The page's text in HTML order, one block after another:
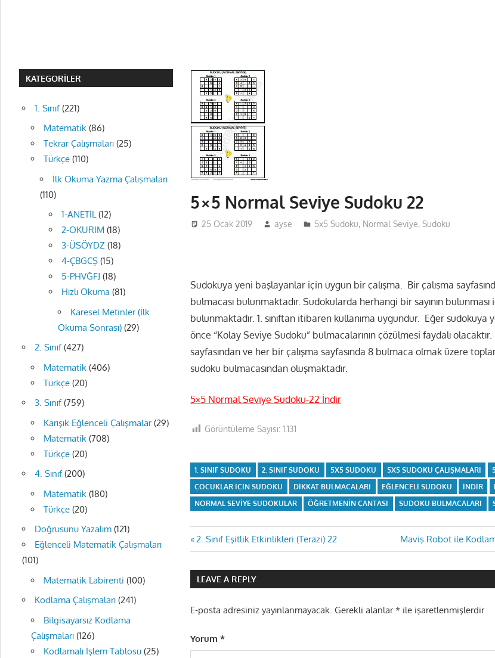
5×5 Normal Seviye Sudoku 22
25 Ocak 2019 ayse 5x5 Sudoku, Normal Seviye, Sudoku
Sudokuya yeni başlayanlar için uygun bir çalışma. Bir çalışma
bulmacası bulunmaktadır. Sudokularda herhangi bir sayının
bulunmaktadır. 1. sınıftan itibaren kullanıma uygundur. Eğer sudokuya
önce “Kolay Seviye Sudoku” bulmacalarının çözülmesi faydalı
sayfasından ve her bir çalışma sayfasında 8 bulmaca olmak üzere
sudoku bulmacasından oluşmaktadır.
5×5 Normal Seviye Sudoku-22 İndir
Görüntüleme Sayısı: 1.131
1. SINIF SUDOKU 2. SINIF SUDOKU 5X5 SUDOKU 5X5 SUDOKU ÇALIŞMALARI
ÇOCUKLAR IÇIN SUDOKU
DIKKAT BULMACALARI EĞLENCELI SUDOKU INDIR
NORMAL SEVIYE SUDOKULAR
ÖĞRETMENIN ÇANTASI SUDOKU BULMACALARI
Yazı
gezinmesi
Previous
Post:
2. Sınıf Eşitlik Etkinlikleri (Terazi) 22
Next
Post:
Maviş Robot ile
LEAVE A REPLY
E-posta adresiniz yayınlanmayacak. Gerekli alanlar* ile işaretlenmişlerdir
Yorum*
KATEGORILER
1. Sınıf(221)
Matematik(86)
Tekrar Çalışmaları(25)
Türkçe(110)
İlk Okuma Yazma Çalışmaları
(110)
1-ANETİL(12)
2-OKURIM (18)
3-ÜSÖYDZ(18)
4-ÇBGCŞ(15)
5-PHVĞFJ (18)
Hızlı Okuma (81)
Karesel Metinler (İlk
Okuma Sonrası)(29)
2. Sınıf(427)
Matematik(406)
Türkçe(20)
3. Sınıf(759)
Karışık Eğlenceli Çalışmalar(29)
Matematik(708)
Türkçe(20)
4. Sınıf(200)
Matematik(180)
Türkçe(20)
Doğrusunu Yazalım(121)
Eğlenceli Matematik Çalışmaları
(101)
Matematik Labirenti (100)
Kodlama Çalışmaları(241)
Bilgisayarsız Kodlama
Çalışmaları(126)
Kodlamalı İşlem Tablosu(25)